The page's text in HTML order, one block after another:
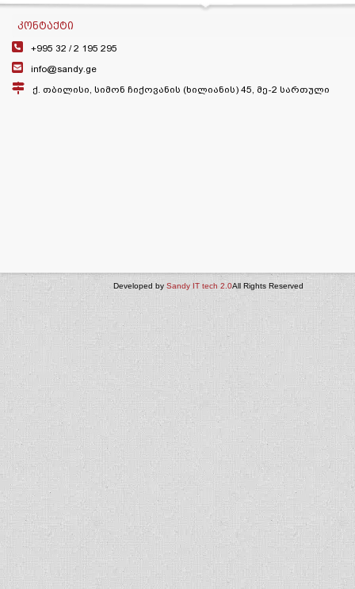
ᲙᲝᲜᲢᲐᲥᲢᲘ
+995 32 /2 195 295
info@sandy.ge
ქ. თბილისი, სიმონ ჩიქოვანის (ხილიანის) 45, მე-2 სართული
Developed bySandy IT tech 2.0All Rights Reserved